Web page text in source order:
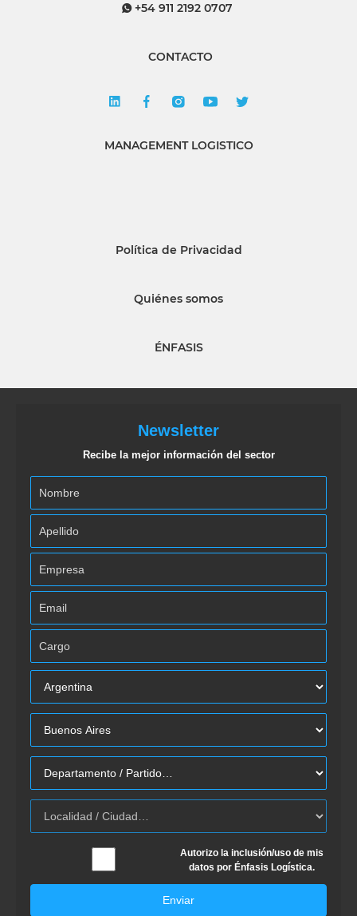
+54 911 2192 0707
CONTACTO
MANAGEMENT LOGISTICO
Política de Privacidad
Quiénes somos
ÉNFASIS
Newsletter
Recibe la mejor información del sector
Autorizo la inclusión/uso de mis
datos por Énfasis Logística.
Enviar